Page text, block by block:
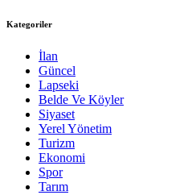
Kategoriler
İlan
Güncel
Lapseki
Belde Ve Köyler
Siyaset
Yerel Yönetim
Turizm
Ekonomi
Spor
Tarım